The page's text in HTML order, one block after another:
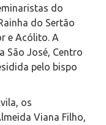
do
do Sertão
e Acólito. A
São José, Centro
pelo bispo
os
Viana Filho,